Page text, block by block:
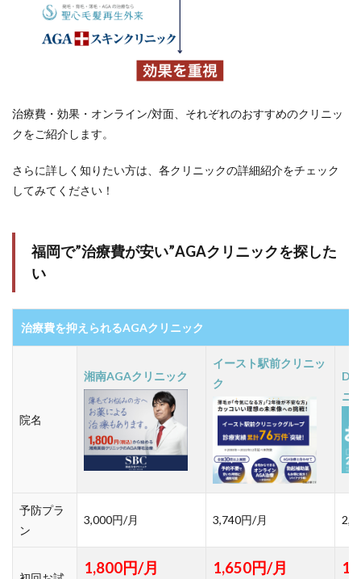
治療費・効果・オンライン/対面、それぞれのおすすめのクリニッ
クをご紹介します。
さらに詳しく知りたい方は、各クリニックの詳細紹介をチェック
してみてください！
福岡で”治療費が安い”AGAクリニックを探した
い
治療費を抑えられるAGAクリニック
院名
湘南AGAクリニック
イースト駅前クリニッ
ク
ニ
予防プラ
ン
3,000円/月 3,740円/月
1,800円/月 1,650円/月